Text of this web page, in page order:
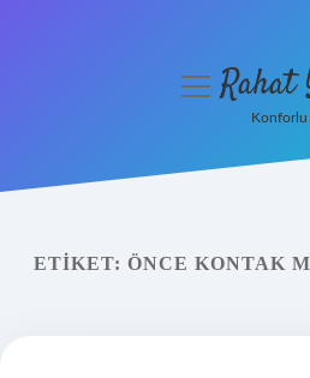
Yasal Uyarı
menüyüRahat
Konforlu
ETIKET: ÖNCE KONTAK